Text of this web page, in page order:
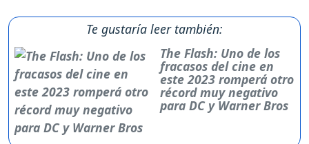
Te gustaría leer también:
The Flash: Uno de los
fracasos del cine en
este 2023 romperá otro
récord muy negativo
para DC y Warner Bros